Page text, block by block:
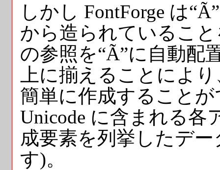
しかし FontForge は
から造られているこ
の参照を“Ã”に自動配
上に揃えることによ
簡単に作成すること
Unicode に含まれる
成要素を列挙したデ
す)。